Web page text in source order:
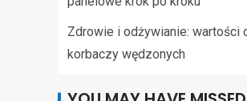
Zdrowie i odżywianie: wartości
korbaczy wędzonych